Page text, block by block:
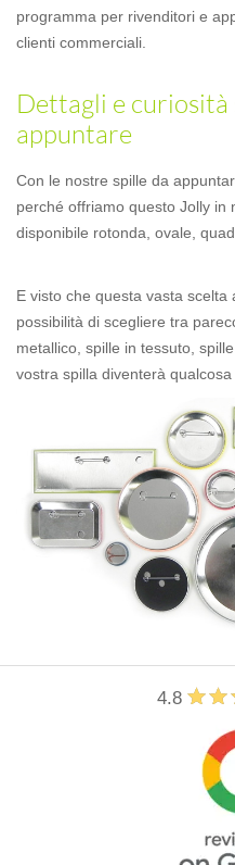
programma per rivenditori e
clienti commerciali.
Dettagli e curiosità
appuntare
Con le nostre spille da
perché offriamo questo Jolly in
disponibile rotonda, ovale,
E visto che questa vasta
possibilità di scegliere tra
metallico, spille in tessuto,
vostra spilla diventerà qualcosa
4.8